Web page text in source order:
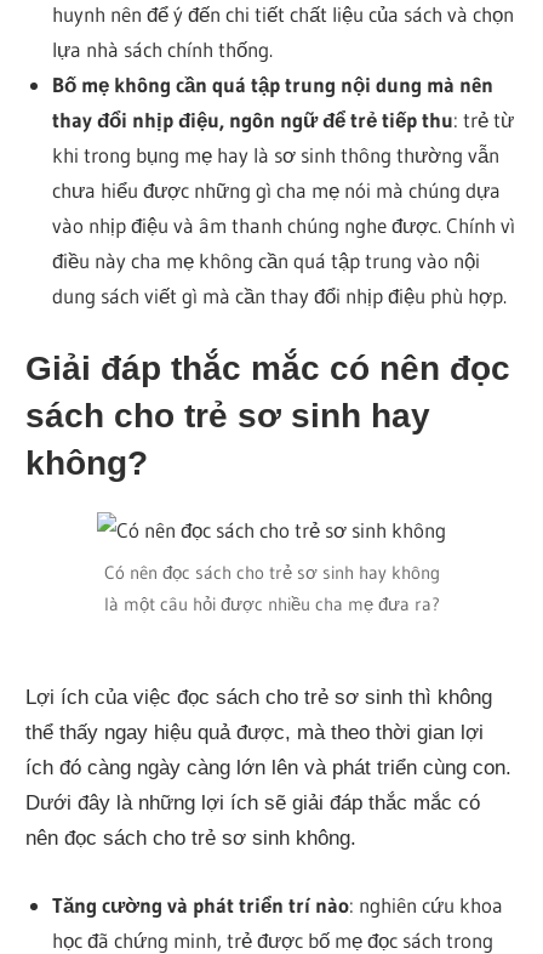
huynh nên để ý đến chi tiết chất liệu của sách và chọn
lựa nhà sách chính thống.
Bố mẹ không cần quá tập trung nội dung mà nên
thay đổi nhịp điệu, ngôn ngữ để trẻ tiếp thu: trẻ từ
khi trong bụng mẹ hay là sơ sinh thông thường vẫn
chưa hiểu được những gì cha mẹ nói mà chúng dựa
vào nhịp điệu và âm thanh chúng nghe được. Chính vì
điều này cha mẹ không cần quá tập trung vào nội
dung sách viết gì mà cần thay đổi nhịp điệu phù hợp.
Giải đáp thắc mắc có nên đọc
sách cho trẻ sơ sinh hay
không?
Có nên đọc sách cho trẻ sơ sinh hay không
là một câu hỏi được nhiều cha mẹ đưa ra?
Lợi ích của việc đọc sách cho trẻ sơ sinh thì không
thể thấy ngay hiệu quả được, mà theo thời gian lợi
ích đó càng ngày càng lớn lên và phát triển cùng con.
Dưới đây là những lợi ích sẽ giải đáp thắc mắc có
nên đọc sách cho trẻ sơ sinh không.
Tăng cường và phát triển trí nào: nghiên cứu khoa
học đã chứng minh, trẻ được bố mẹ đọc sách trong